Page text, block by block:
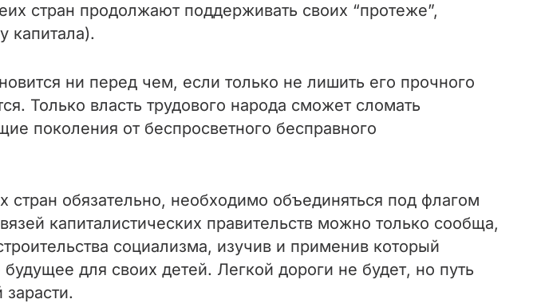
стран продолжают поддерживать своих “протеже”,
капитала).
ни перед чем, если только не лишить его прочного
Только власть трудового народа сможет сломать
поколения от беспросветного бесправного
обязательно, необходимо объединяться под флагом
капиталистических правительств можно только сообща,
социализма, изучив и применив который
для своих детей. Легкой дороги не будет, но путь